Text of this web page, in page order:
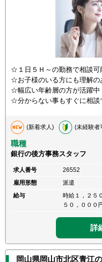
☆１日５Ｈ～の勤務で相談可
☆お子様のいる方にも理解の
☆幅広い年齢層の方が活躍中
☆分からない事もすぐに相談
(新着求人) (未経験者
職種
銀行の後方事務スタッフ
求人番号
26552
雇用形態
派遣
給与
時給１，２５
５０，０００
詳
岡山県岡山市北区青江